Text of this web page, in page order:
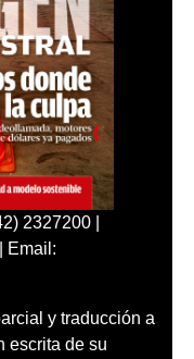
2327200 |
Email:
y traducción a
escrita de su